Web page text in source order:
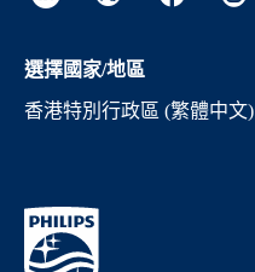
選擇國家/地區
香港特別行政區 (繁體中文)